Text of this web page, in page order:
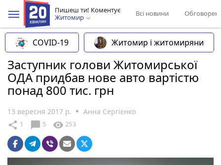
Пишеш ти! Коментує
Житомир
Всі новини
COVID-19 Житомир і житомиряни
Заступник голови Житомирської
ОДА придбав нове авто вартістю
понад 800 тис. грн
13 вересня 2017 р. Анна Сергієнко
share 1 chat_bubble 5 visibility 253